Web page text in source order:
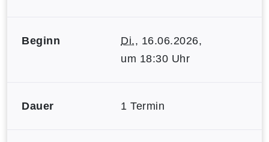
Beginn Di., 16.06.2026,
um 18:30 Uhr
Dauer 1 Termin